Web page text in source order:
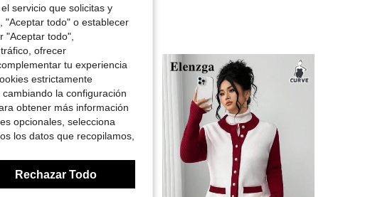
servicio que solicitas y
"Aceptar todo" o establecer
"Aceptar todo",
ofrecer
tu experiencia
estrictamente
la configuración
obtener más información
opcionales, selecciona
los datos que recopilamos,
Rechazar Todo